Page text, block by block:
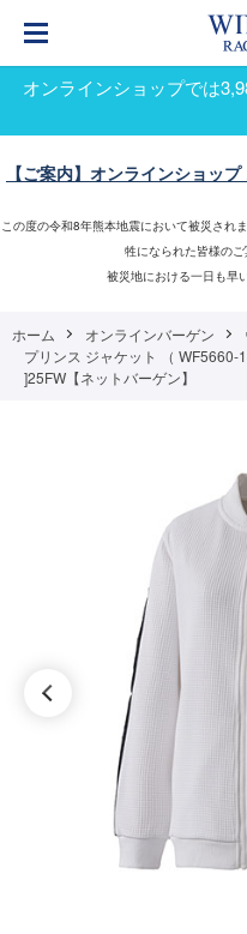
オンラインショップでは
【ご案内】オンラインショッ
この度の令和8年熊本地震において被災され
牲になられた皆様のご
被災地における一日も早
ホーム オンラインバーゲン
プリンス ジャケット （ WF5660-
]25FW【ネットバーゲン】